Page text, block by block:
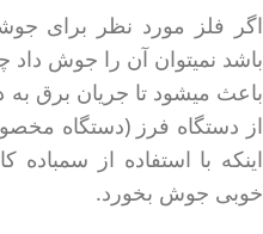
اگر فلز مورد نظر برای
باشد نمیتوان آن را جوش
باعث میشود تا جریان برق به
از دستگاه فرز (دستگاه
اینکه با استفاده از سمباده
خوبی جوش بخورد.